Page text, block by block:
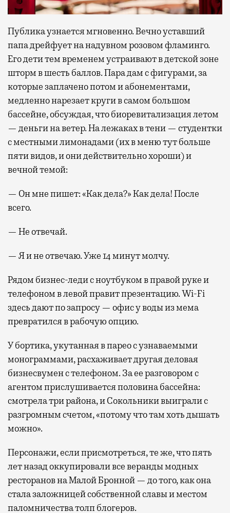
Публика узнается мгновенно. Вечно уставший
папа дрейфует на надувном розовом фламинго.
Его дети тем временем устраивают в детской зоне
шторм в шесть баллов. Пара дам с фигурами, за
которые заплачено потом и абонементами,
медленно нарезает круги в самом большом
бассейне, обсуждая, что биоревитализация летом
— деньги на ветер. На лежаках в тени — студентки
с местными лимонадами (их в меню тут больше
пяти видов, и они действительно хороши) и
вечной темой:
— Он мне пишет: «Как дела?» Как дела! После
всего.
— Не отвечай.
— Я и не отвечаю. Уже 14 минут молчу.
Рядом бизнес-леди с ноутбуком в правой руке и
телефоном в левой правит презентацию. Wi-Fi
здесь дают по запросу — офис у воды из мема
превратился в рабочую опцию.
У бортика, укутанная в парео с узнаваемыми
монограммами, расхаживает другая деловая
бизнесвумен с телефоном. За ее разговором с
агентом прислушивается половина бассейна:
смотрела три района, и Сокольники выиграли с
разгромным счетом, «потому что там хоть дышать
можно».
Персонажи, если присмотреться, те же, что пять
лет назад оккупировали все веранды модных
ресторанов на Малой Бронной — до того, как она
стала заложницей собственной славы и местом
паломничества толп блогеров.